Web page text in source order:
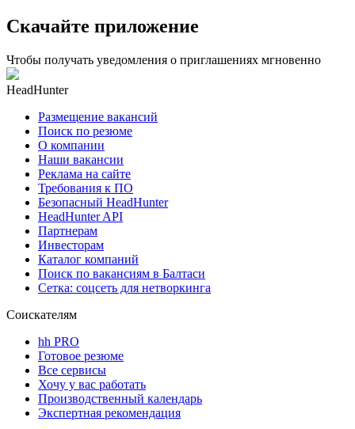
Скачайте приложение
Чтобы получать уведомления о приглашениях мгновенно
HeadHunter
Размещение вакансий
Поиск по резюме
О компании
Наши вакансии
Реклама на сайте
Требования к ПО
Безопасный HeadHunter
HeadHunter API
Партнерам
Инвесторам
Каталог компаний
Поиск по вакансиям в Балтаси
Сетка: соцсеть для нетворкинга
Соискателям
hh PRO
Готовое резюме
Все сервисы
Хочу у вас работать
Производственный календарь
Экспертная рекомендация